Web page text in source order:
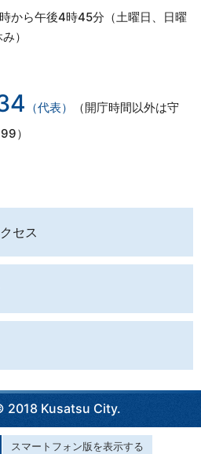
から午後4時45分（土曜日、日曜
）
（代表）
（開庁時間以外は守
）
セス
2018 Kusatsu City.
スマートフォン版を表示する